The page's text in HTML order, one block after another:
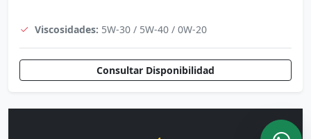
Viscosidades: 5W-30 / 5W-40 / 0W-20
Consultar Disponibilidad